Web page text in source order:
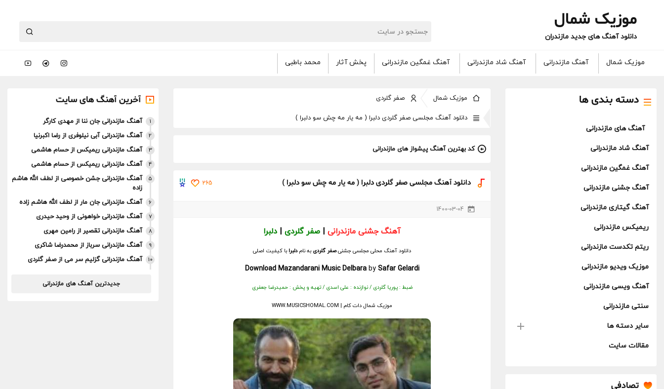
موزیک شمال
دانلود آهنگ های جدید مازندران
موزیک شمال آهنگ مازندرانی آهنگ شاد مازندرانی آهنگ غمگین مازندرانی پخش آثار محمد باطبی
دسته بندی ها
آهنگ های مازندرانی
آهنگ شاد مازندرانی
آهنگ غمگین مازندرانی
آهنگ جشنی مازندرانی
آهنگ گیتاری مازندرانی
ریمیکس مازندرانی
ریتم تکدست مازندرانی
موزیک ویدیو مازندرانی
آهنگ ویسی مازندرانی
سنتی مازندرانی
سایر دسته ها
مقالات سایت
تصادفی
موزیک شمال صفر گلردی
دانلود آهنگ مجلسی صفر گلردی دلبرا ( مه یار مه چش سو دلبرا )
کد بهترین آهنگ پیشواز های مازندرانی
دانلود آهنگ مجلسی صفر گلردی دلبرا ( مه یار مه چش سو دلبرا ) 265
1400-03-04
آهنگ جشنی مازندرانی صفر گلردی دلبرا
دانلود آهنگ محلی مجلسی جشنیصفر گلردی به نامدلبرا با کیفیت اصلی
Download Mazandarani Music Delbaraby Safar Gelardi
ضبط : پوریا گلردی / نوازنده : علی اسدی / تهیه و پخش : حمیدرضا جعفری
موزیک شمال دات کام |
آخرین آهنگ های سایت
1 آهنگ مازندرانی جان ننا از مهدی کارگر
2 آهنگ مازندرانی آبی نیلوفری از رضا اکبرنیا
3 آهنگ مازندرانی ریمیکس از حسام هاشمی
4 آهنگ مازندرانی ریمیکس از حسام هاشمی
5
آهنگ مازندرانی جشن خصوصی از لطف الله هاشم
زاده
6 آهنگ مازندرانی جان مار از لطف الله هاشم زاده
7 آهنگ مازندرانی خواهونی از وحید حیدری
8 آهنگ مازندرانی تقصیر از رامین مهری
9 آهنگ مازندرانی سرباز از محمدرضا شاکری
10 آهنگ مازندرانی گزلیم سر می از صفر گلردی
جدیدترین آهنگ های مازندرانی